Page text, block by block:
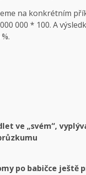
na konkrétním
000 * 100. A
ve „svém“,
po babičce ještě